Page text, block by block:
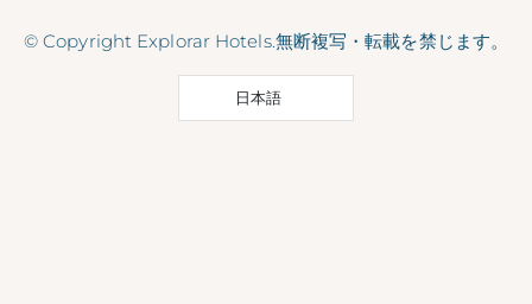
© Copyright Explorar Hotels.無断複写・転載を禁じます。
日本語